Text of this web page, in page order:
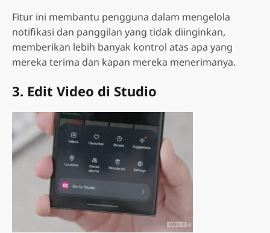
Fitur ini membantu pengguna dalam mengelola
notifikasi dan panggilan yang tidak diinginkan,
memberikan lebih banyak kontrol atas apa yang
mereka terima dan kapan mereka menerimanya.
3. Edit Video di Studio